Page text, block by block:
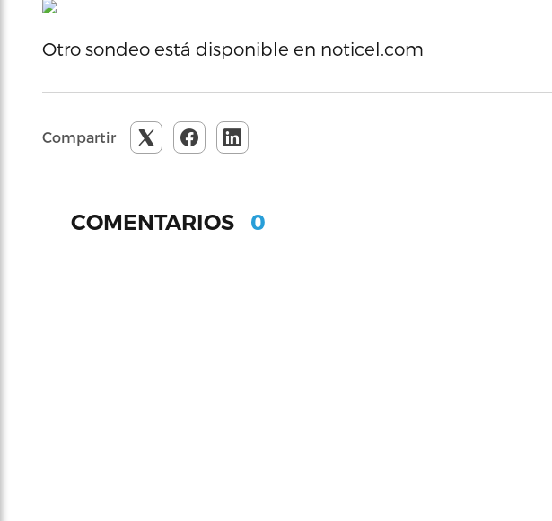
Otro sondeo está disponible en noticel.com
Compartir
COMENTARIOS 0